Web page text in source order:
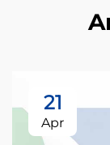
21
Apr